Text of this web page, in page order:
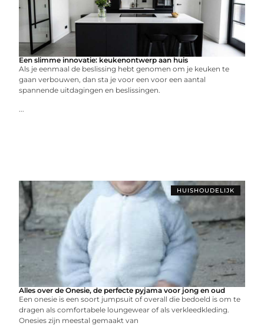
Een slimme innovatie: keukenontwerp aan huis
Als je eenmaal de beslissing hebt genomen om je keuken te
gaan verbouwen, dan sta je voor een voor een aantal
spannende uitdagingen en beslissingen.
...
HUISHOUDELIJK
Alles over de Onesie, de perfecte pyjama voor jong en oud
Een onesie is een soort jumpsuit of overall die bedoeld is om te
dragen als comfortabele loungewear of als verkleedkleding.
Onesies zijn meestal gemaakt van